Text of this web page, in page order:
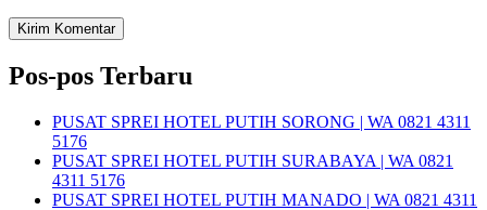
Pos-pos Terbaru
PUSAT SPREI HOTEL PUTIH SORONG | WA 0821 4311
5176
PUSAT SPREI HOTEL PUTIH SURABAYA | WA 0821
4311 5176
PUSAT SPREI HOTEL PUTIH MANADO | WA 0821 4311